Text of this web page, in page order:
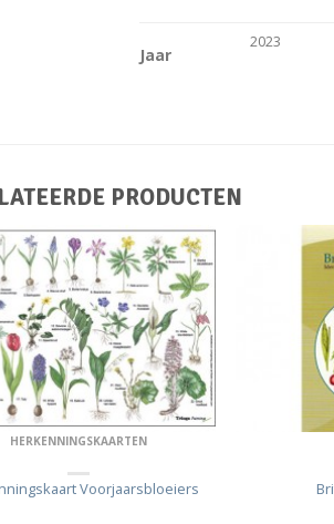
Jaar
2023
PRODUCTEN
HERKENNINGSKAARTEN
Voorjaarsbloeiers